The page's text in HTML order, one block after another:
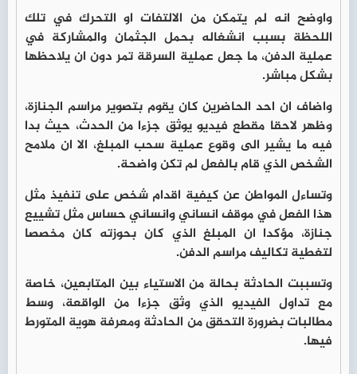
واوضح انه لم يتمكن من الالتفات او التحرك في تلك
اللحظة بسبب انشغاله بحمل الجثمان والمشاركة في
عملية الدفن، ما جعل عملية السرقة تمر دون ان يلاحظها
بشكل مباشر.
واضاف ان احد الحاضرين كان يقوم بتصوير مراسم الجنازة،
وظهر لاحقا مقطع فيديو يوثق جزءا من الحدث، حيث بدا
فيه ما يشير الى وقوع عملية سحب المبلغ، الا ان ملامح
الشخص الذي قام بالفعل لم تكن واضحة.
وتساءل المواطن عن كيفية اقدام شخص على تنفيذ مثل
هذا الفعل في موقف انساني وانساني حساس مثل تشييع
جنازة، مؤكدا ان المبلغ الذي كان بحوزته كان مخصصا
لتغطية تكاليف مراسم الدفن.
وتسببت الحادثة بحالة من الاستياء بين المتابعين، خاصة
مع تداول الفيديو الذي وثق جزءا من الواقعة، وسط
مطالبات بضرورة التحقق من الحادثة ومعرفة هوية المتورط
فيها.